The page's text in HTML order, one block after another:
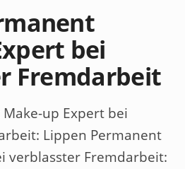
bei
Fremdarbeit
up Expert bei
: Lippen Permanent
verblasster Fremdarbeit: